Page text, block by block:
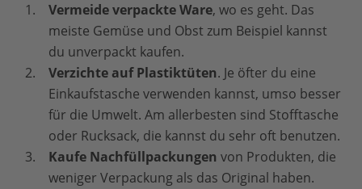
Vermeide verpackte Ware, wo es geht. Das
meiste Gemüse und Obst zum Beispiel kannst
du unverpackt kaufen.
Verzichte auf Plastiktüten. Je öfter du eine
Einkaufstasche verwenden kannst, umso besser
für die Umwelt. Am allerbesten sind Stofftasche
oder Rucksack, die kannst du sehr oft benutzen.
Kaufe Nachfüllpackungen von Produkten, die
weniger Verpackung als das Original haben.